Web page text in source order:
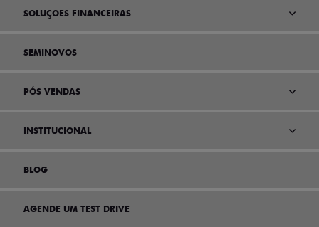
SOLUÇÕES FINANCEIRAS
SEMINOVOS
PÓS VENDAS
INSTITUCIONAL
BLOG
AGENDE UM TEST DRIVE